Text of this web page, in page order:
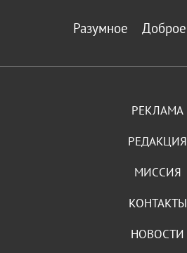
Разумное Доброе
РЕКЛАМА
РЕДАКЦИЯ
МИССИЯ
КОНТАКТЫ
НОВОСТИ